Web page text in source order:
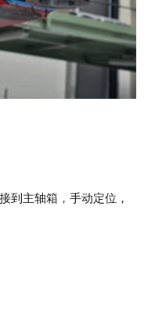
到主轴箱，手动定位，